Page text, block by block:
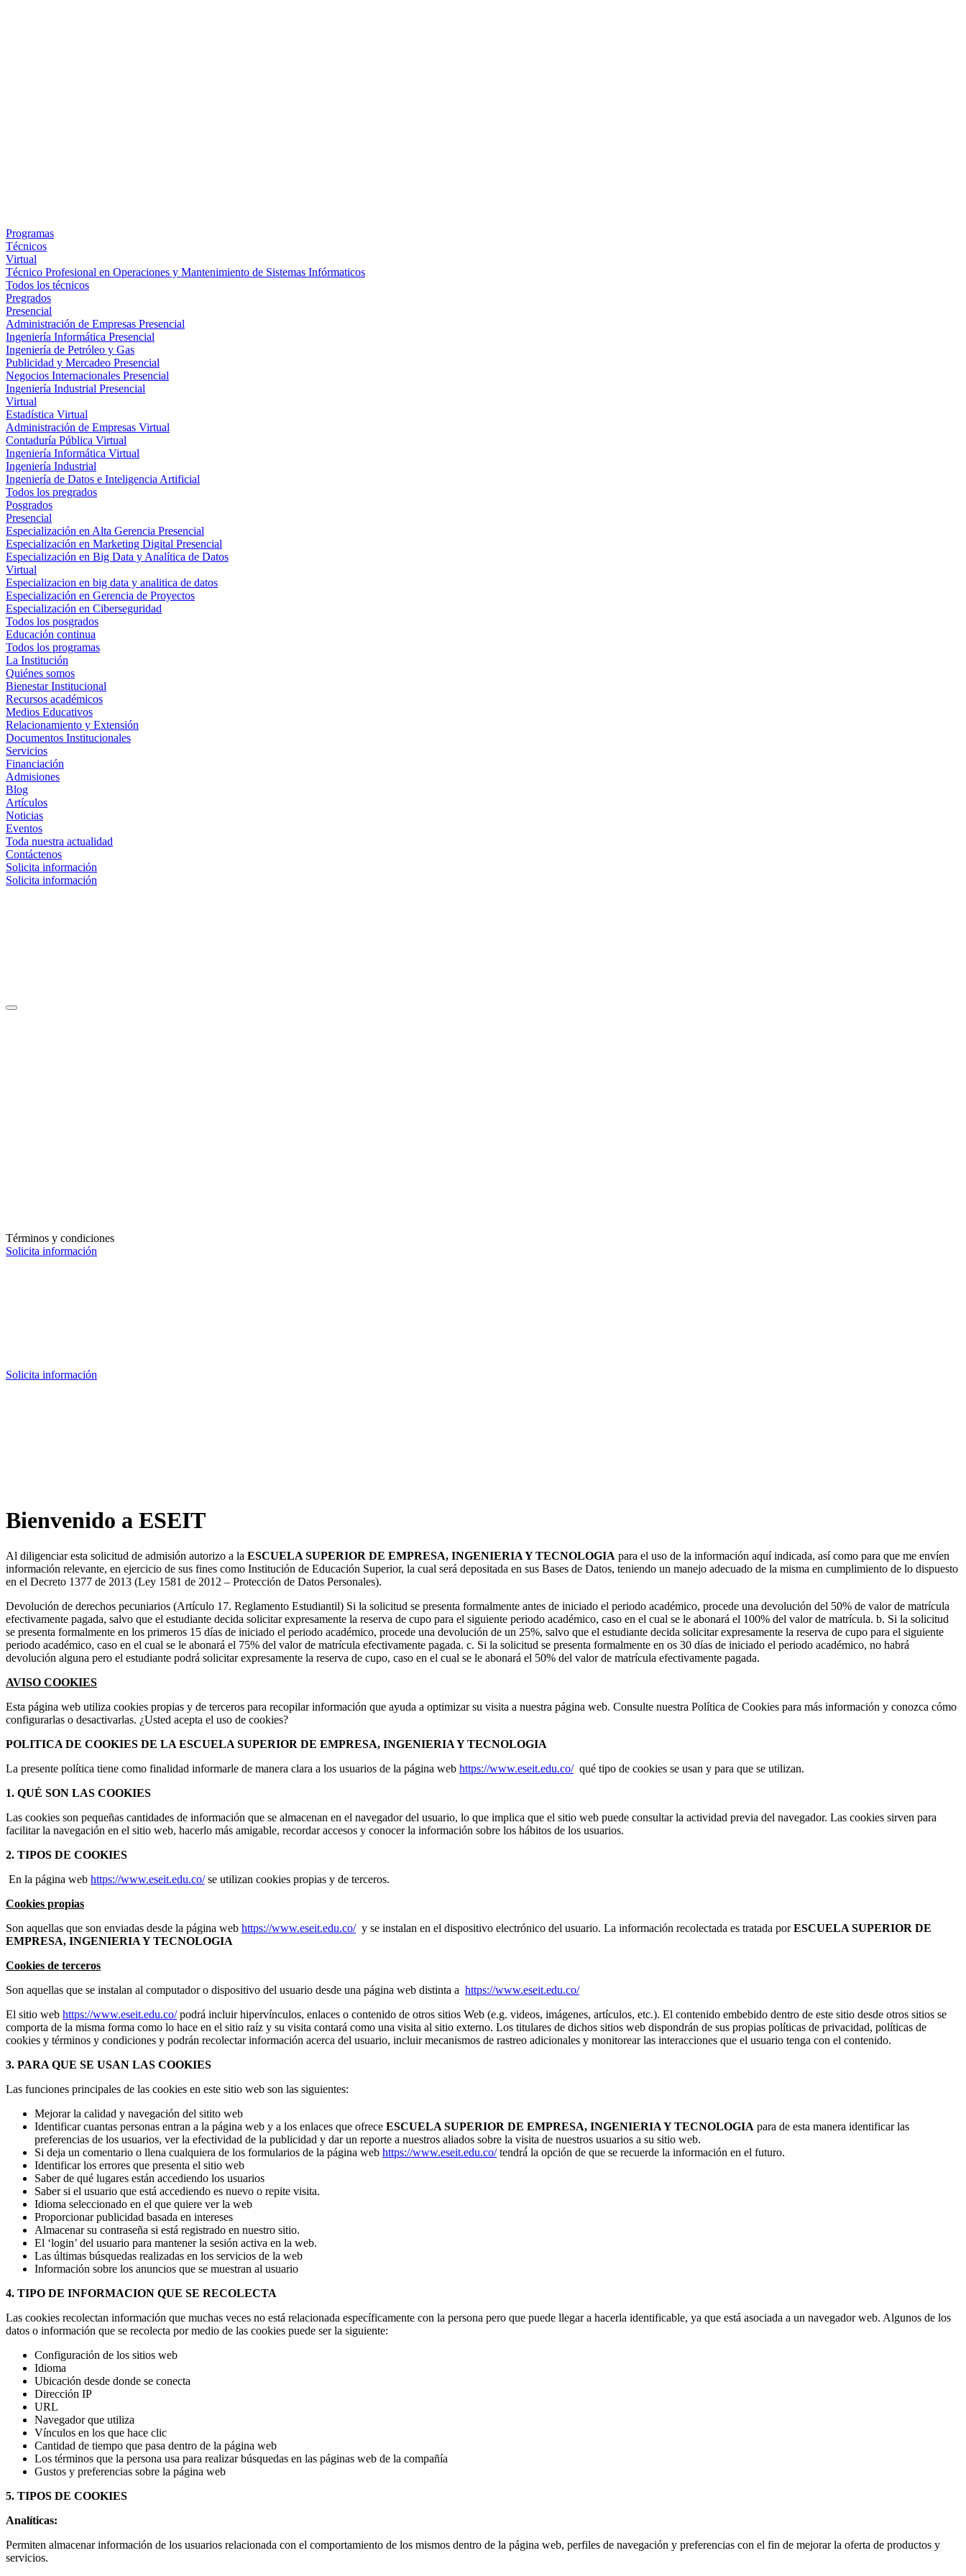
Programas
Técnicos
Virtual
Técnico Profesional en Operaciones y Mantenimiento de Sistemas Infórmaticos
Todos los técnicos
Pregrados
Presencial
Administración de Empresas Presencial
Ingeniería Informática Presencial
Ingeniería de Petróleo y Gas
Publicidad y Mercadeo Presencial
Negocios Internacionales Presencial
Ingeniería Industrial Presencial
Virtual
Estadística Virtual
Administración de Empresas Virtual
Contaduría Pública Virtual
Ingeniería Informática Virtual
Ingeniería Industrial
Ingeniería de Datos e Inteligencia Artificial
Todos los pregrados
Posgrados
Presencial
Especialización en Alta Gerencia Presencial
Especialización en Marketing Digital Presencial
Especialización en Big Data y Analítica de Datos
Virtual
Especializacion en big data y analitica de datos
Especialización en Gerencia de Proyectos
Especialización en Ciberseguridad
Todos los posgrados
Educación continua
Todos los programas
La Institución
Quiénes somos
Bienestar Institucional
Recursos académicos
Medios Educativos
Relacionamiento y Extensión
Documentos Institucionales
Servicios
Financiación
Admisiones
Blog
Artículos
Noticias
Eventos
Toda nuestra actualidad
Contáctenos
Solicita información
Solicita información
Términos y condiciones
Solicita información
Solicita información
Bienvenido a ESEIT
Al diligenciar esta solicitud de admisión autorizo a la ESCUELA SUPERIOR DE EMPRESA, INGENIERIA Y TECNOLOGIA para el uso de la información aquí indicada, así como para que me envíen
información relevante, en ejercicio de sus fines como Institución de Educación Superior, la cual será depositada en sus Bases de Datos, teniendo un manejo adecuado de la misma en cumplimiento de lo dispuesto
en el Decreto 1377 de 2013 (Ley 1581 de 2012 – Protección de Datos Personales).
Devolución de derechos pecuniarios (Artículo 17. Reglamento Estudiantil) Si la solicitud se presenta formalmente antes de iniciado el periodo académico, procede una devolución del 50% de valor de matrícula
efectivamente pagada, salvo que el estudiante decida solicitar expresamente la reserva de cupo para el siguiente periodo académico, caso en el cual se le abonará el 100% del valor de matrícula. b. Si la solicitud
se presenta formalmente en los primeros 15 días de iniciado el periodo académico, procede una devolución de un 25%, salvo que el estudiante decida solicitar expresamente la reserva de cupo para el siguiente
periodo académico, caso en el cual se le abonará el 75% del valor de matrícula efectivamente pagada. c. Si la solicitud se presenta formalmente en os 30 días de iniciado el periodo académico, no habrá
devolución alguna pero el estudiante podrá solicitar expresamente la reserva de cupo, caso en el cual se le abonará el 50% del valor de matrícula efectivamente pagada.
AVISO COOKIES
Esta página web utiliza cookies propias y de terceros para recopilar información que ayuda a optimizar su visita a nuestra página web. Consulte nuestra Política de Cookies para más información y conozca cómo
configurarlas o desactivarlas. ¿Usted acepta el uso de cookies?
POLITICA DE COOKIES DE LA ESCUELA SUPERIOR DE EMPRESA, INGENIERIA Y TECNOLOGIA
La presente política tiene como finalidad informarle de manera clara a los usuarios de la página web https://www.eseit.edu.co/qué tipo de cookies se usan y para que se utilizan.
1. QUÉ SON LAS COOKIES
Las cookies son pequeñas cantidades de información que se almacenan en el navegador del usuario, lo que implica que el sitio web puede consultar la actividad previa del navegador. Las cookies sirven para
facilitar la navegación en el sitio web, hacerlo más amigable, recordar accesos y conocer la información sobre los hábitos de los usuarios.
2. TIPOS DE COOKIES
En la página web https://www.eseit.edu.co/se utilizan cookies propias y de terceros.
Cookies propias
Son aquellas que son enviadas desde la página web https://www.eseit.edu.co/y se instalan en el dispositivo electrónico del usuario. La información recolectada es tratada porESCUELA SUPERIOR DE
EMPRESA, INGENIERIA Y TECNOLOGIA
Cookies de terceros
Son aquellas que se instalan al computador o dispositivo del usuario desde una página web distinta a https://www.eseit.edu.co/
El sitio web https://www.eseit.edu.co/podrá incluir hipervínculos, enlaces o contenido de otros sitios Web (e.g. videos, imágenes, artículos, etc.). El contenido embebido dentro de este sitio desde otros sitios se
comporta de la misma forma como lo hace en el sitio raíz y su visita contará como una visita al sitio externo. Los titulares de dichos sitios web dispondrán de sus propias políticas de privacidad, políticas de
cookies y términos y condiciones y podrán recolectar información acerca del usuario, incluir mecanismos de rastreo adicionales y monitorear las interacciones que el usuario tenga con el contenido.
3. PARA QUE SE USAN LAS COOKIES
Las funciones principales de las cookies en este sitio web son las siguientes:
Mejorar la calidad y navegación del sitito web
Identificar cuantas personas entran a la página web y a los enlaces que ofrece ESCUELA SUPERIOR DE EMPRESA, INGENIERIA Y TECNOLOGIA para de esta manera identificar las
preferencias de los usuarios, ver la efectividad de la publicidad y dar un reporte a nuestros aliados sobre la visita de nuestros usuarios a su sitio web.
Si deja un comentario o llena cualquiera de los formularios de la página web https://www.eseit.edu.co/tendrá́ la opción de que se recuerde la información en el futuro.
Identificar los errores que presenta el sitio web
Saber de qué lugares están accediendo los usuarios
Saber si el usuario que está accediendo es nuevo o repite visita.
Idioma seleccionado en el que quiere ver la web
Proporcionar publicidad basada en intereses
Almacenar su contraseña si está registrado en nuestro sitio.
El ‘login’ del usuario para mantener la sesión activa en la web.
Las últimas búsquedas realizadas en los servicios de la web
Información sobre los anuncios que se muestran al usuario
4. TIPO DE INFORMACION QUE SE RECOLECTA
Las cookies recolectan información que muchas veces no está relacionada específicamente con la persona pero que puede llegar a hacerla identificable, ya que está asociada a un navegador web. Algunos de los
datos o información que se recolecta por medio de las cookies puede ser la siguiente:
Configuración de los sitios web
Idioma
Ubicación desde donde se conecta
Dirección IP
URL
Navegador que utiliza
Vínculos en los que hace clic
Cantidad de tiempo que pasa dentro de la página web
Los términos que la persona usa para realizar búsquedas en las páginas web de la compañía
Gustos y preferencias sobre la página web
5. TIPOS DE COOKIES
Analíticas:
Permiten almacenar información de los usuarios relacionada con el comportamiento de los mismos dentro de la página web, perfiles de navegación y preferencias con el fin de mejorar la oferta de productos y
servicios.